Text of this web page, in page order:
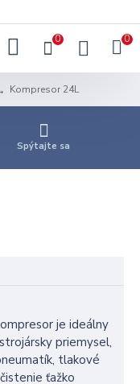
0 0
Kompresor 24L
Spýtajte sa
je ideálny
priemysel,
tlakové
ťažko